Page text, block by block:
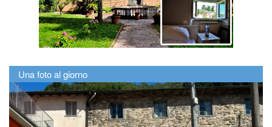
Una foto al giorno